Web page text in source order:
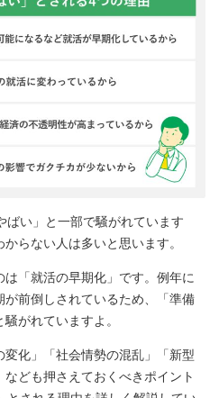
ばい」と一部で騒がれています
らない人は多いと思います。
「就活の早期化」です。例年に
前倒しされているため、「準備
がれていますよ。
変化」「社会情勢の混乱」「新型
ども押さえておくべきポイント